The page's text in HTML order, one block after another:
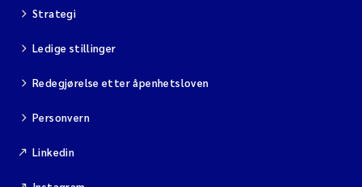
Strategi
Ledige stillinger
Redegjørelse etter åpenhetsloven
Personvern
Linkedin